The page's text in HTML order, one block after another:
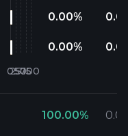
0.00%
0.00%
100.00%